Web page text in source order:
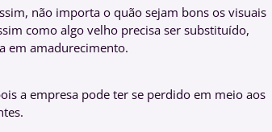
não importa o quão sejam bons os visuais
como algo velho precisa ser substituído,
em amadurecimento.
a empresa pode ter se perdido em meio aos